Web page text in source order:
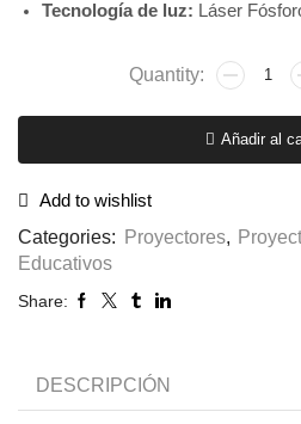
Tecnología de luz: Láser
Añadir al
Add to wishlist
Categories:
Proyectores,
Educativos
Share:
DESCRIPCIÓN